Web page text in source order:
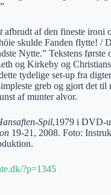
afbrudt af den fineste ironi
skulde Fanden flytte! /
Nytte.” Tekstens første
og Kirkeby og
tydelige set-up fra
greb og gjort det til
af munter alvor.
Spil,1979 i DVD-
19-21, 2008. Foto:
?p=1345